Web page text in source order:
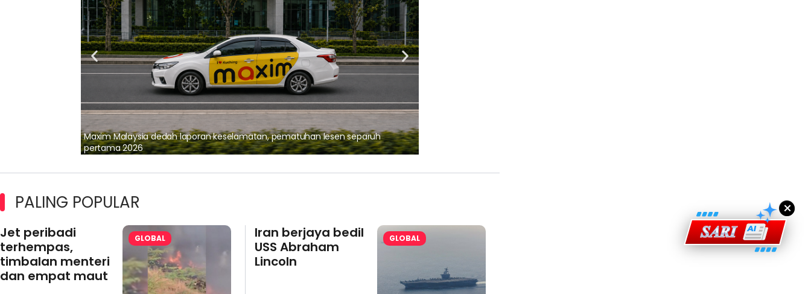
Maxim Malaysia dedah laporan keselamatan, pematuhan lesen separuh
pertama 2026
PALING POPULAR
Jet peribadi
terhempas,
timbalan menteri
dan empat maut
GLOBAL
Iran berjaya bedil
USS Abraham
Lincoln
GLOBAL
×